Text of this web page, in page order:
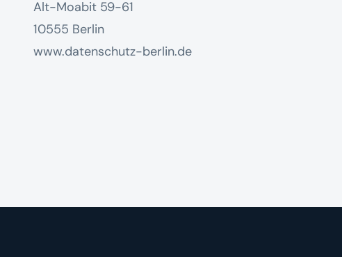
Alt-Moabit 59-61
10555 Berlin
www.datenschutz-berlin.de